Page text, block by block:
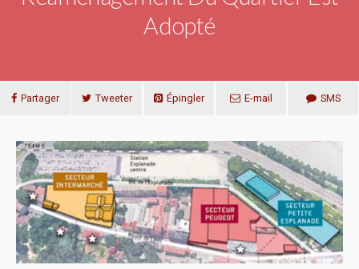
Adopté
Partager Tweeter Épingler E-mail SMS